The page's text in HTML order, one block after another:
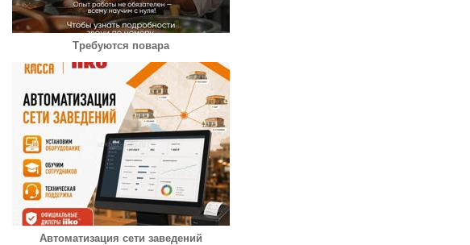
Требуются повара
Автоматизация сети заведений